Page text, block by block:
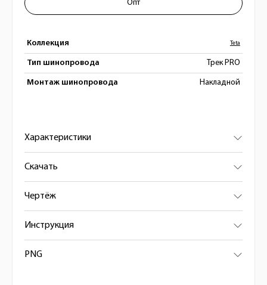
Коллекция Teta
Тип шинопровода Трек PRO
Монтаж шинопровода Накладной
Опт
Характеристики
Скачать
Чертёж
Инструкция
PNG